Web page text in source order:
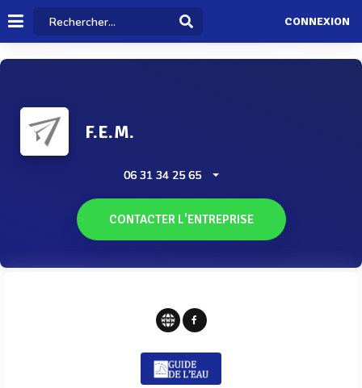
CONNEXION
F.E.M.
06 31 34 25 65
CONTACTER L'ENTREPRISE